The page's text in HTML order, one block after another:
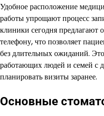
Удобное расположение
работы упрощают процесс
клиники сегодня предлагают
телефону, что позволяет
без длительных ожиданий.
работающих людей и семей с
планировать визиты заранее.
Основные